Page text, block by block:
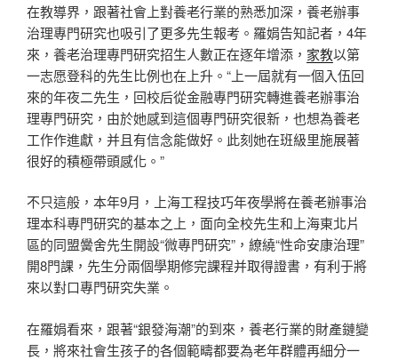
在教導界，跟著社會上對養老行業的熟悉加深，養老辦事
治理專門研究也吸引了更多先生報考。羅娟告知記者，4年
來，養老治理專門研究招生人數正在逐年增添， 家教以第
一志愿登科的先生比例也在上升。“上一屆就有一個入伍回
來的年夜二先生，回校后從金融專門研究轉進養老辦事治
理專門研究，由於她感到這個專門研究很新，也想為養老
工作作進獻，并且有信念能做好。此刻她在班級里施展著
很好的積極帶頭感化。”
不只這般，本年9月，上海工程技巧年夜學將在養老辦事治
理本科專門研究的基本之上，面向全校先生和上海東北片
區的同盟黌舍先生開設“微專門研究”，繚繞“性命安康治理”
開8門課，先生分兩個學期修完課程并取得證書，有利于將
來以對口專門研究失業。
在羅娟看來，跟著“銀發海潮”的到來，養老行業的財產鏈變
長，將來社會生孩子的各個範疇都要為老年群體再細分一